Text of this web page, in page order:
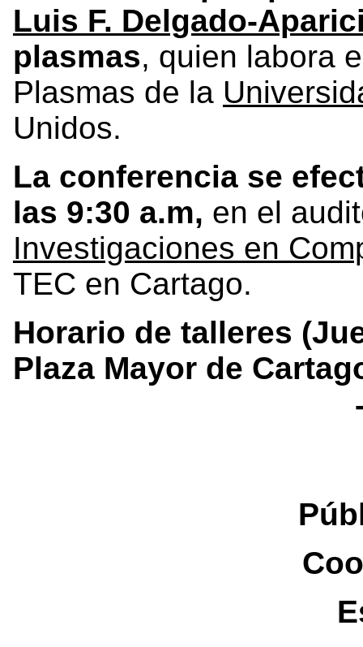
Luis F. Delgado-
plasmas, quien labora
Plasmas de la
Unidos.
La conferencia se
las 9:30 a.m, en el
Investigaciones en
TEC en Cartago.
Horario de talleres
Plaza Mayor de